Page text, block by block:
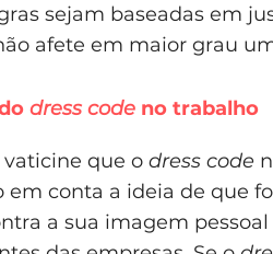
sejam baseadas em
afete em maior grau
dress code no trabalho
que o dress code
em conta a ideia de que
a sua imagem